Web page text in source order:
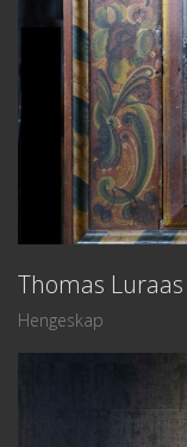
Thomas Luraas
Hengeskap